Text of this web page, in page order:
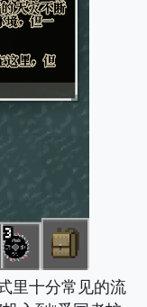
里十分常见的流